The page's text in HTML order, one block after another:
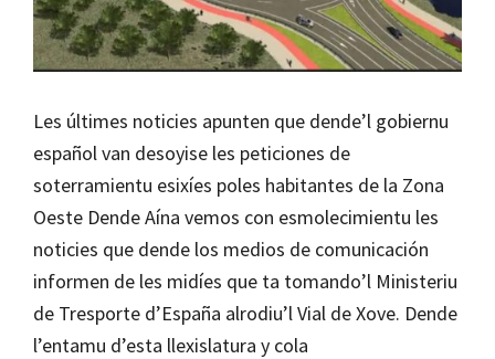
Les últimes noticies apunten que dende’l gobiernu
español van desoyise les peticiones de
soterramientu esixíes poles habitantes de la Zona
Oeste Dende Aína vemos con esmolecimientu les
noticies que dende los medios de comunicación
informen de les midíes que ta tomando’l Ministeriu
de Tresporte d’España alrodiu’l Vial de Xove. Dende
l’entamu d’esta llexislatura y cola